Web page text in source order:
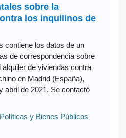
sobre la
los inquilinos de
contiene los datos de un
de correspondencia sobre
de viviendas contra
en Madrid (España),
abril de 2021. Se contactó
y Bienes Públicos